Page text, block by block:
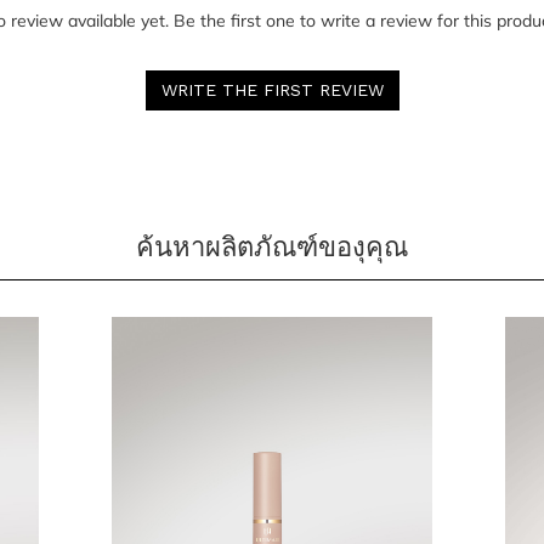
review available yet. Be the first one to write a review for this
WRITE THE FIRST REVIEW
ค้นหาผลิตภัณฑ์ของุคุณ